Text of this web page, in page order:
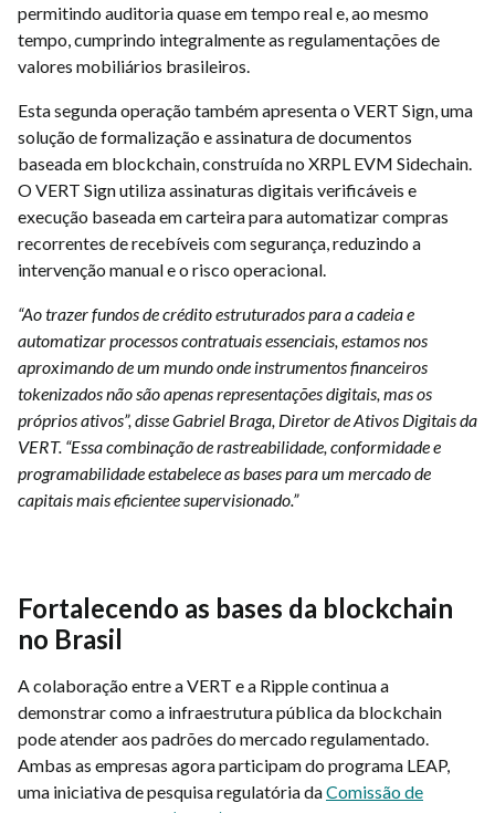
permitindo auditoria quase em tempo real e, ao mesmo
tempo, cumprindo integralmente as regulamentações de
valores mobiliários brasileiros.
Esta segunda operação também apresenta o VERT Sign, uma
solução de formalização e assinatura de documentos
baseada em blockchain, construída no XRPL EVM Sidechain.
O VERT Sign utiliza assinaturas digitais verificáveis ​​e
execução baseada em carteira para automatizar compras
recorrentes de recebíveis com segurança, reduzindo a
intervenção manual e o risco operacional.
“Ao trazer fundos de crédito estruturados para a cadeia e
automatizar processos contratuais essenciais, estamos nos
aproximando de um mundo onde instrumentos financeiros
tokenizados não são apenas representações digitais, mas os
próprios ativos”, disse Gabriel Braga, Diretor de Ativos Digitais da
VERT. “Essa combinação de rastreabilidade, conformidade e
programabilidade estabelece as bases para um mercado de
capitais mais eficientee supervisionado.”
Fortalecendo as bases da blockchain
no Brasil
A colaboração entre a VERT e a Ripple continua a
demonstrar como a infraestrutura pública da blockchain
pode atender aos padrões do mercado regulamentado.
Ambas as empresas agora participam do programa LEAP,
uma iniciativa de pesquisa regulatória daComissão de